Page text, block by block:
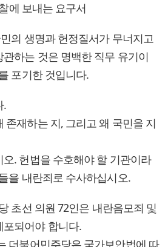
에 보내는 요구서
의 생명과 헌정질서가 무너지고
하는 것은 명백한 직무 유기이
포기한 것입니다.
.
존재하는 지, 그리고 왜 국민을 지
. 헌법을 수호해야 할 기관이라
을 내란죄로 수사하십시오.
초선 의원 72인은 내란음모죄 및
되어야 합니다.